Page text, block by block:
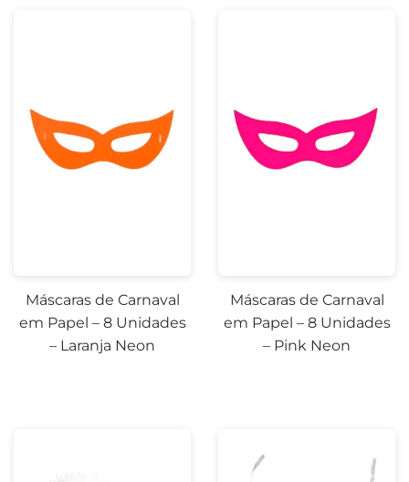
Máscaras de Carnaval
em Papel – 8 Unidades
– Laranja Neon
Máscaras de Carnaval
em Papel – 8 Unidades
– Pink Neon